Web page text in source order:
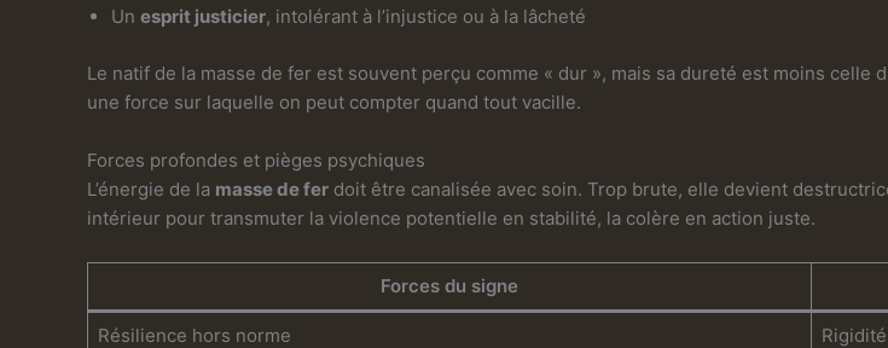
Un esprit justicier, intolérant à l’injustice ou à la lâcheté
Le natif de la masse de fer est souvent perçu comme « dur », mais sa dureté est moins
une force sur laquelle on peut compter quand tout vacille.
Forces profondes et pièges psychiques
L’énergie de la masse de fer doit être canalisée avec soin. Trop brute, elle devient
intérieur pour transmuter la violence potentielle en stabilité, la colère en action juste.
Forces du signe
Résilience hors norme